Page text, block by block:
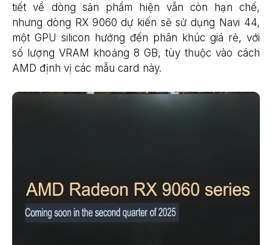
tiết về dòng sản phẩm hiện vẫn còn hạn chế,
nhưng dòng RX 9060 dự kiến ​​sẽ sử dụng Navi 44,
một GPU silicon hướng đến phân khúc giá rẻ, với
số lượng VRAM khoảng 8 GB, tùy thuộc vào cách
AMD định vị các mẫu card này.